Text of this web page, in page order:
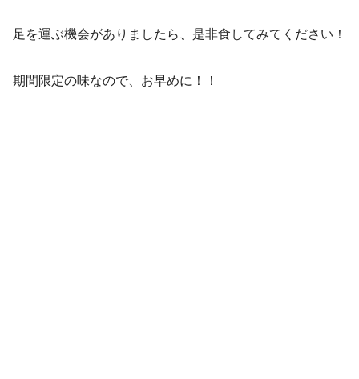
足を運ぶ機会がありましたら、是非食してみてください！
期間限定の味なので、お早めに！！